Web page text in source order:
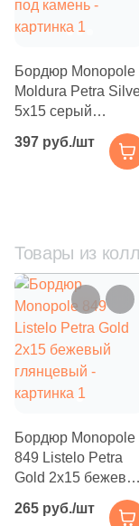
Бордюр Monopole
Moldura Petra
5x15 серый
камень
397 руб./шт
Товары из
Бордюр Monopole
849 Listelo Petra
Gold 2x15 бежевый
265 руб./шт